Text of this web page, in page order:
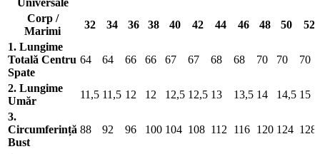
Corp /
Marimi
32 34 36 38 40 42 44 46 48 50
52
1. Lungime
Totală Centru
Spate
64 64 66 66 67 67 68 68 70 70 70
2. Lungime
Umăr
11,5 11,5 12 12 12,5 12,5 13 13,5 14 14,5 15
3.
Circumferință
Bust
88 92 96 100 104 108 112 116 120 124 128